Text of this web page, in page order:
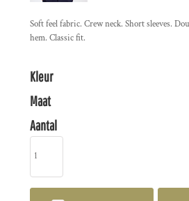
Soft feel fabric. Crew neck. Short sleeves.
hem. Classic fit.
Kleur
Maat
Aantal